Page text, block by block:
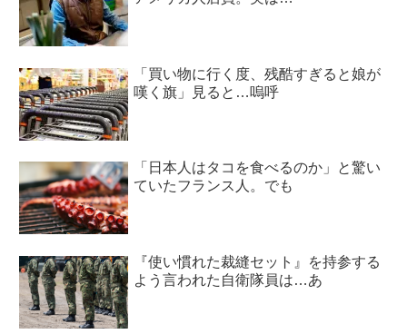
「買い物に行く度、残酷すぎると娘が
嘆く旗」見ると…嗚呼
「日本人はタコを食べるのか」と驚い
ていたフランス人。でも
『使い慣れた裁縫セット』を持参する
よう言われた自衛隊員は…あ